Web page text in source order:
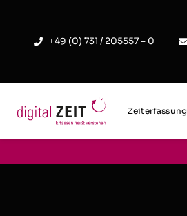
content
+49 (0) 731 / 205557 – 0
Zeiterfassung